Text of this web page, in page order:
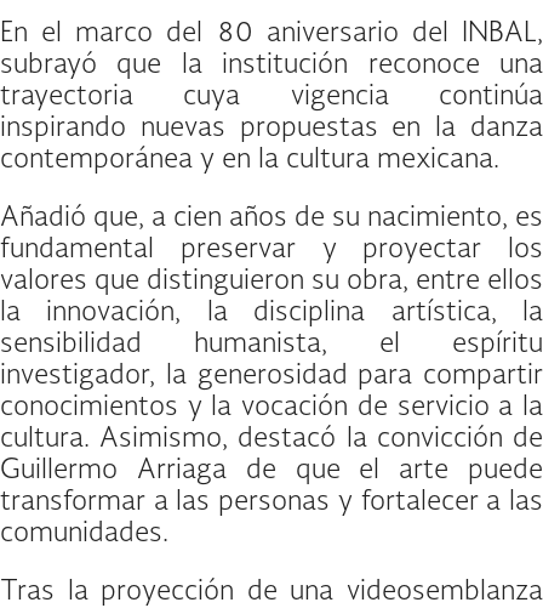
En el marco del 80 aniversario del INBAL,
subrayó que la institución reconoce una
trayectoria cuya vigencia continúa
inspirando nuevas propuestas en la danza
contemporánea y en la cultura mexicana.
Añadió que, a cien años de su nacimiento, es
fundamental preservar y proyectar los
valores que distinguieron su obra, entre ellos
la innovación, la disciplina artística, la
sensibilidad humanista, el espíritu
investigador, la generosidad para compartir
conocimientos y la vocación de servicio a la
cultura. Asimismo, destacó la convicción de
Guillermo Arriaga de que el arte puede
transformar a las personas y fortalecer a las
comunidades.
Tras la proyección de una videosemblanza